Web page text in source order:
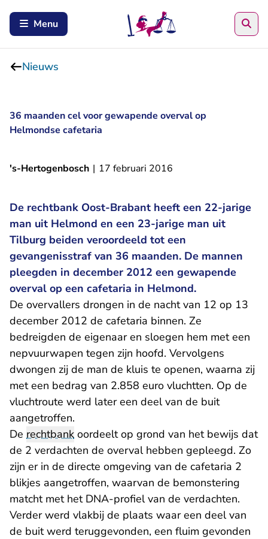
Menu
Nieuws
36 maanden cel voor gewapende overval op
Helmondse cafetaria
's-Hertogenbosch | 17 februari 2016
De rechtbank Oost-Brabant heeft een 22-jarige
man uit Helmond en een 23-jarige man uit
Tilburg beiden veroordeeld tot een
gevangenisstraf van 36 maanden. De mannen
pleegden in december 2012 een gewapende
overval op een cafetaria in Helmond.
De overvallers drongen in de nacht van 12 op 13
december 2012 de cafetaria binnen. Ze
bedreigden de eigenaar en sloegen hem met een
nepvuurwapen tegen zijn hoofd. Vervolgens
dwongen zij de man de kluis te openen, waarna zij
met een bedrag van 2.858 euro vluchtten. Op de
vluchtroute werd later een deel van de buit
aangetroffen.
De rechtbank oordeelt op grond van het bewijs dat
de 2 verdachten de overval hebben gepleegd. Zo
zijn er in de directe omgeving van de cafetaria 2
blikjes aangetroffen, waarvan de bemonstering
matcht met het DNA-profiel van de verdachten.
Verder werd vlakbij de plaats waar een deel van
de buit werd teruggevonden, een fluim gevonden